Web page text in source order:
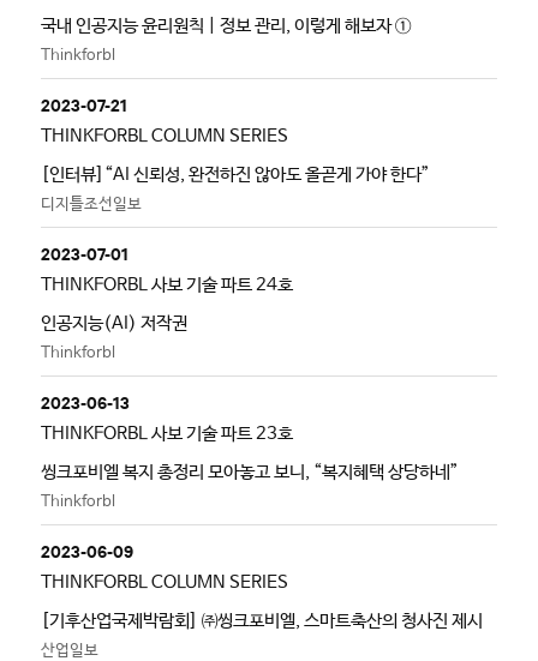
국내 인공지능 윤리원칙 | 정보 관리, 이렇게 해보자 ①
Thinkforbl
2023-07-21
THINKFORBL COLUMN SERIES
[인터뷰]“AI 신뢰성, 완전하진 않아도 올곧게 가야 한다”
디지틀조선일보
2023-07-01
THINKFORBL 사보 기술 파트 24호
인공지능(AI) 저작권
Thinkforbl
2023-06-13
THINKFORBL 사보 기술 파트 23호
씽크포비엘 복지 총정리 모아놓고 보니, “복지혜택 상당하네”
Thinkforbl
2023-06-09
THINKFORBL COLUMN SERIES
[기후산업국제박람회] ㈜씽크포비엘, 스마트축산의 청사진 제시
산업일보